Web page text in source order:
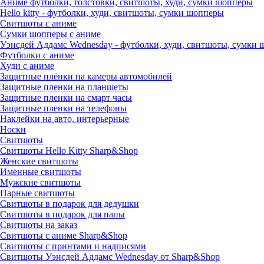
Аниме футболки, толстовки, свитшоты, худи, сумки шопперы
Hello kitty - футболки, худи, свитшоты, сумки шопперы
Свитшоты с аниме
Сумки шопперы с аниме
Уэнсдей Аддамс Wednesday - футболки, худи, свитшоты, сумки
Футболки с аниме
Худи с аниме
Защитные плёнки на камеры автомобилей
Защитные пленки на планшеты
Защитные пленки на смарт часы
Защитные пленки на телефоны
Наклейки на авто, интерьерные
Носки
Свитшоты
Cвитшоты Hello Kitty Sharp&Shop
Женские свитшоты
Именные свитшоты
Мужские свитшоты
Парные свитшоты
Свитшоты в подарок для дедушки
Свитшоты в подарок для папы
Свитшоты на заказ
Свитшоты с аниме Sharp&Shop
Свитшоты с принтами и надписями
Свитшоты Уэнсдей Аддамс Wednesday от Sharp&Shop